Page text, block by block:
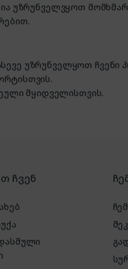
უზრუნველვყოთ
უზრუნველყოთ ჩვენი
მყიდველისთვის.
ჩვენ